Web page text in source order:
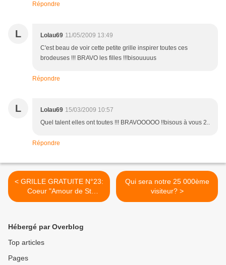
Répondre
L Lolau69 11/05/2009 13:49
C'est beau de voir cette petite grille inspirer toutes ces
brodeuses !!! BRAVO les filles !!!bisouuuus
Répondre
L Lolau69 15/03/2009 10:57
Quel talent elles ont toutes !!! BRAVOOOOO !!bisous à vous 2..
Répondre
< GRILLE GRATUITE N°23:
Coeur "Amour de St
Valentin"
Qui sera notre 25 000ème
visiteur? >
Hébergé par Overblog
Top articles
Pages